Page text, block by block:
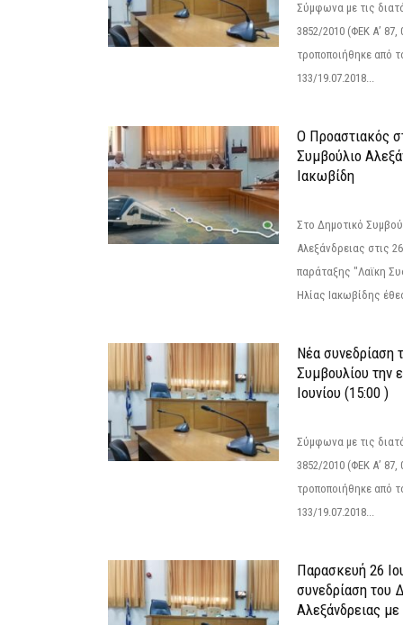
Σύμφωνα με τις
3852/2010 (ΦΕΚ Α’ 87,
τροποποιήθηκε από
133/19.07.2018...
Ο Προαστιακός
Συμβούλιο
Ιακωβίδη
Στο Δημοτικό
Αλεξάνδρειας στις
παράταξης "Λαϊκη
Ηλίας Ιακωβίδης
Νέα συνεδρίαση
Συμβουλίου την
Ιουνίου (15:00 )
Σύμφωνα με τις
3852/2010 (ΦΕΚ Α’ 87,
τροποποιήθηκε από
133/19.07.2018...
Παρασκευή 26
συνεδρίαση του
Αλεξάνδρειας